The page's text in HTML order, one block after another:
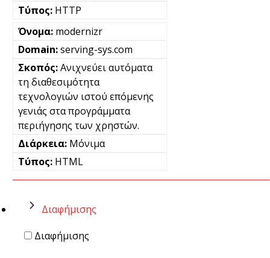
HTTP
modernizr
serving-sys.com
Ανιχνεύει αυτόματα
τη διαθεσιμότητα
τεχνολογιών ιστού επόμενης
γενιάς στα προγράμματα
περιήγησης των χρηστών.
Μόνιμα
HTML
Διαφήμισης
Διαφήμισης